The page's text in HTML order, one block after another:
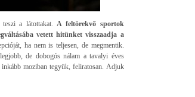
a látottakat. A feltörekvő sportok
vetett hitünket visszaadja a
ha nem is teljesen, de megmentik.
de dobogós nálam a tavalyi éves
moziban tegyük, feliratosan. Adjuk